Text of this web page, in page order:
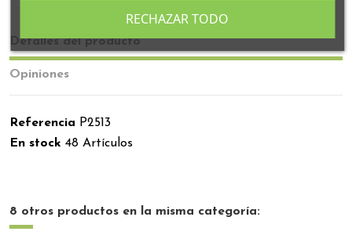
Detalles del producto
Opiniones
Referencia P2513
En stock 48 Artículos
8 otros productos en la misma categoría:
RECHAZAR TODO